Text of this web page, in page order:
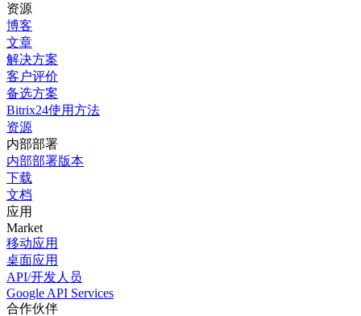
资源
博客
文章
解决方案
客户评价
备选方案
Bitrix24使用方法
资源
内部部署
内部部署版本
下载
文档
应用
Market
移动应用
桌面应用
API/开发人员
Google API Services
合作伙伴